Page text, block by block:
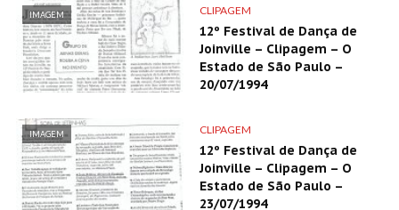
IMAGEM CLIPAGEM
12º Festival de Dança de
Joinville – Clipagem – O
Estado de São Paulo –
20/07/1994
IMAGEM CLIPAGEM
12º Festival de Dança de
Joinville – Clipagem – O
Estado de São Paulo –
23/07/1994